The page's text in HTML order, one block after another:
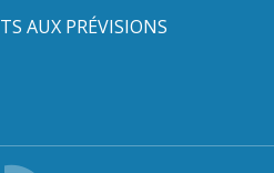
AUX PRÉVISIONS